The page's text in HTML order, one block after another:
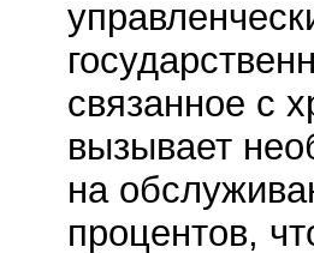
связанное с
вызывает
на
процентов,